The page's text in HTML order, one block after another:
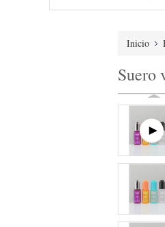
Inicio
Suero